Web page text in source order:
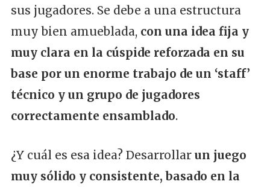
sus jugadores. Se debe a una estructura
muy bien amueblada, con una idea fija y
muy clara en la cúspide reforzada en su
base por un enorme trabajo de un ‘staff’
técnico y un grupo de jugadores
correctamente ensamblado.
¿Y cuál es esa idea? Desarrollar un juego
muy sólido y consistente, basado en la